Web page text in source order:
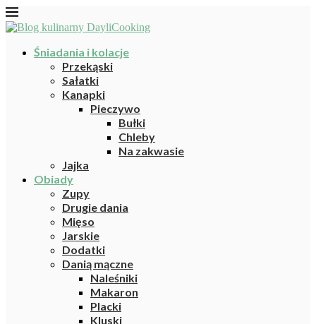
Śniadania i kolacje
Przekąski
Sałatki
Kanapki
Pieczywo
Bułki
Chleby
Na zakwasie
Jajka
Obiady
Zupy
Drugie dania
Mięso
Jarskie
Dodatki
Danią mączne
Naleśniki
Makaron
Placki
Kluski